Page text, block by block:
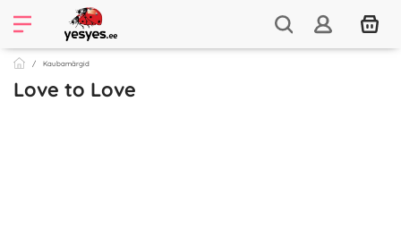
Kaubamärgid
Love to Love